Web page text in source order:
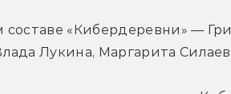
составе «Кибердеревни» —
Лукина, Маргарита